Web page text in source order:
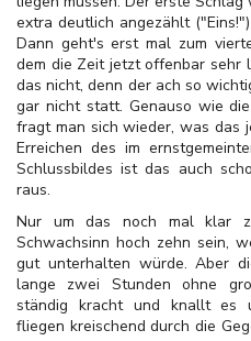
extra deutlich angezählt
Dann geht's erst mal zum
dem die Zeit jetzt offenbar sehr
das nicht, denn der ach so
gar nicht statt. Genauso wie
fragt man sich wieder, was das
Erreichen des im
Schlussbildes ist das auch
raus.
Nur um das noch mal klar
Schwachsinn hoch zehn sein,
gut unterhalten würde. Aber
lange zwei Stunden ohne
ständig kracht und knallt es
fliegen kreischend durch die